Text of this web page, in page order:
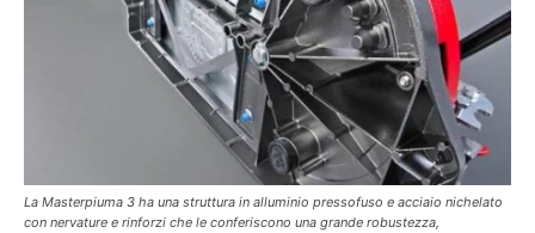
La Masterpiuma 3 ha una struttura in alluminio pressofuso e acciaio nichelato
con nervature e rinforzi che le conferiscono una grande robustezza,